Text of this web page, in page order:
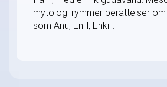
mytologi rymmer berättelser
som Anu, Enlil, Enki...